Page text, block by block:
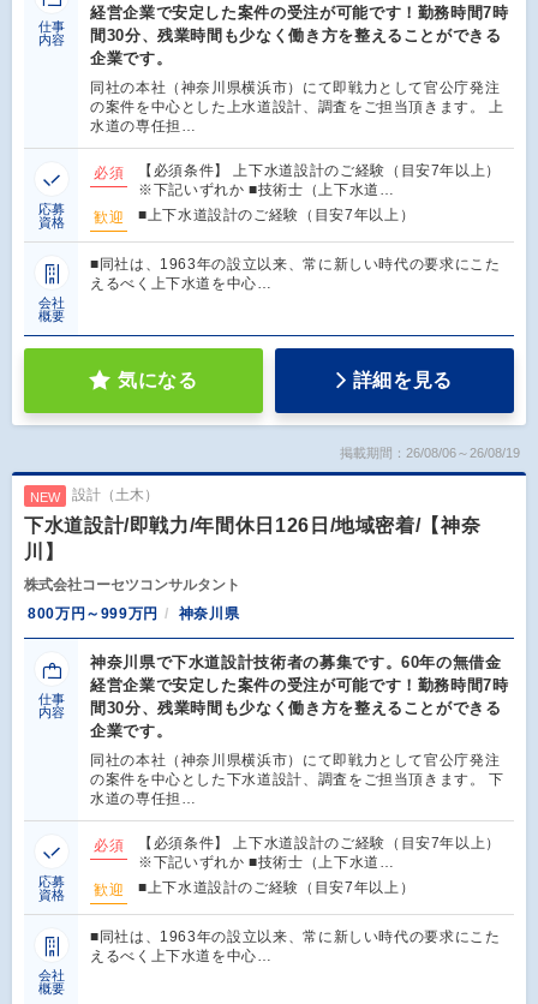
仕事
内容
経営企業で安定した案件の受注が可能です！勤務時間7時
間30分、残業時間も少なく働き方を整えることができる
企業です。
同社の本社（神奈川県横浜市）にて即戦力として官公庁発注
の案件を中心とした上水道設計、調査をご担当頂きます。 上
水道の専任担…
応募
資格
必須
【必須条件】 上下水道設計のご経験（目安7年以上）
※下記いずれか ■技術士（上下水道…
歓迎
■上下水道設計のご経験（目安7年以上）
会社
概要
■同社は、1963年の設立以来、常に新しい時代の要求にこた
えるべく上下水道を中心…
気になる 詳細を見る
掲載期間：26/08/06～26/08/19
NEW 設計（土木）
下水道設計/即戦力/年間休日126日/地域密着/【神奈
川】
株式会社コーセツコンサルタント
800万円～999万円
神奈川県
仕事
内容
神奈川県で下水道設計技術者の募集です。60年の無借金
経営企業で安定した案件の受注が可能です！勤務時間7時
間30分、残業時間も少なく働き方を整えることができる
企業です。
同社の本社（神奈川県横浜市）にて即戦力として官公庁発注
の案件を中心とした下水道設計、調査をご担当頂きます。 下
水道の専任担…
応募
資格
必須
【必須条件】 上下水道設計のご経験（目安7年以上）
※下記いずれか ■技術士（上下水道…
歓迎
■上下水道設計のご経験（目安7年以上）
会社
概要
■同社は、1963年の設立以来、常に新しい時代の要求にこた
えるべく上下水道を中心…